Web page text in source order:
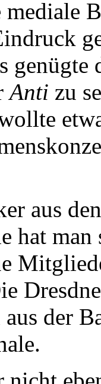
mediale
Anti zu
aus
hat
der